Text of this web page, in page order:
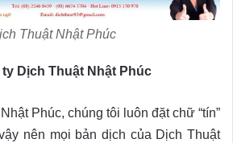
Thuật Nhật Phúc
Dịch Thuật Nhật Phúc
Phúc, chúng tôi luôn đặt chữ “tín”
nên mọi bản dịch của Dịch Thuật